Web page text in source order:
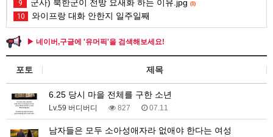
9 군사) 북한군이 전방 요새화 하는 이유.jpg (1)
10 와이프랑 대화 안한지 일주일째
▶ 네이버,구글에 '유머픽'을 검색해보세요!
포토 제목
6.25 당시 마을 전체를 구한 소년
Lv.59 버디버디 827 07.11
남자들은 모두 소아성애자라 없애야 한다는 여성